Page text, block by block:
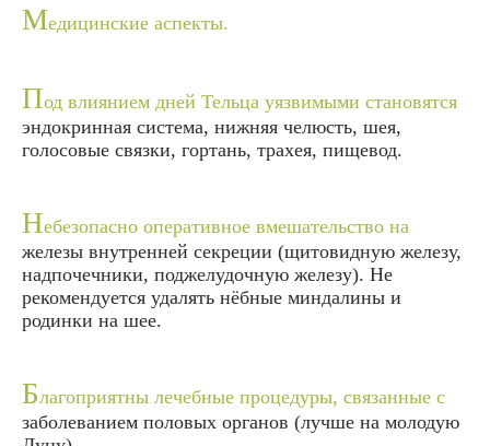
Медицинские аспекты.
Под влиянием дней Тельца уязвимыми становятся
эндокринная система, нижняя челюсть, шея,
голосовые связки, гортань, трахея, пищевод.
Небезопасно оперативное вмешательство на
железы внутренней секреции (щитовидную железу,
надпочечники, поджелудочную железу). Не
рекомендуется удалять нёбные миндалины и
родинки на шее.
Благоприятны лечебные процедуры, связанные с
заболеванием половых органов (лучше на молодую